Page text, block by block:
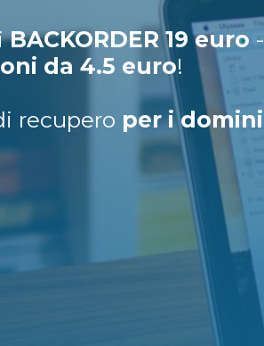
BACKORDER 19 euro -
da 4.5 euro!
recupero per i domini